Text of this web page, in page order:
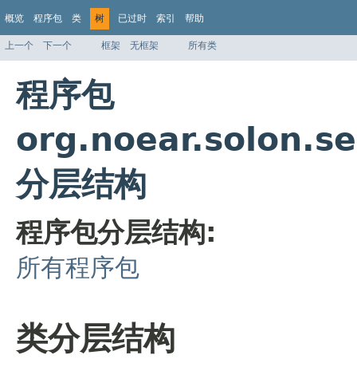
概览 程序包 类 树 已过时 索引 帮助
上一个 下一个 框架 无框架 所有类
程序包
分层结构
程序包分层结构:
所有程序包
类分层结构